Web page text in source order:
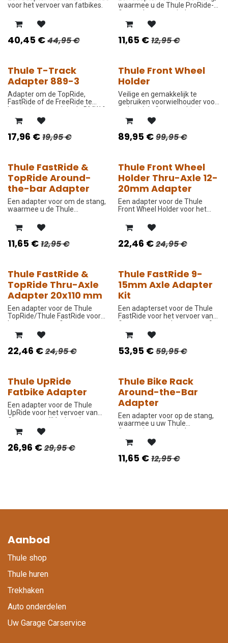
voor het vervoer van fatbikes.
40,45 €44,95€
waarmee u de Thule ProRide-
fietsendrager op vierkante
stangen of op ronde aluminium
laadstangen kunt monteren.
11,65€12,95€
-10%
Thule T-Track
Adapter 889-3
Adapter om de TopRide,
FastRide of de FreeRide te
bevestigen op originele BMW &
Renault dakdragers van
30x24mm te monteren.
17,96 €19,95€
-10%
Thule Front Wheel
Holder
Veilige en gemakkelijk te
gebruiken voorwielhouder voor
op het dak. Geen modderige en
logge wielen meer in de
kofferbak.
89,95€99,95€
-10%
Thule FastRide &
TopRide Around-
the-bar Adapter
Een adapter voor om de stang,
waarmee u de Thule
fietsendrager op vierkante
stangen of op ronde aluminium
laadstangen kunt monteren.
11,65 €12,95€
-10%
Thule Front Wheel
Holder Thru-Axle 12-
20mm Adapter
Een adapter voor de Thule
Front Wheel Holder voor het
steekassen van 12-20 mm.
22,46 €24,95€
-10%
Thule FastRide &
TopRide Thru-Axle
Adapter 20x110 mm
Een adapter voor de Thule
TopRide/Thule FastRide voor
het vervoer van fietsen met
steekassen van 20 x 110 mm.
22,46 €24,95€
-10%
Thule FastRide 9-
15mm Axle Adapter
Kit
Een adapterset voor de Thule
FastRide voor het vervoer van
fietsen met steekassen van 9-
15 mm.
53,95€59,95€
-10%
Thule UpRide
Fatbike Adapter
Een adapter voor de Thule
UpRide voor het vervoer van
fietsen met dikke banden.
26,96 €29,95€
-10%
Thule Bike Rack
Around-the-Bar
Adapter
Een adapter voor op de stang,
waarmee u uw Thule
fietsendrager op vierkante
stangen, ronde aluminium
laadstangen, en de meeste
andere laadstangen kunt
monteren.
11,65€12,95€
Aanbod
Thule shop
Thule huren
Trekhaken
Auto onderdelen
Uw Garage Carservice